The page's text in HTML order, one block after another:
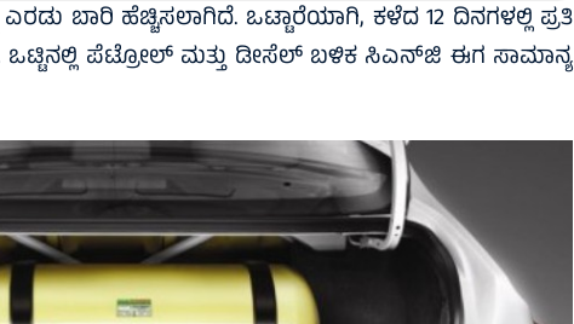
ಬಾರಿ ಹೆಚ್ಚಿಸಲಾಗಿದೆ. ಒಟ್ಟಾರೆಯಾಗಿ, ಕಳೆದ 12 ದಿನಗಳಲ್ಲಿ ಪ್ರತಿ
ಒಟ್ಟಿನಲ್ಲಿ ಪೆಟ್ರೋಲ್ ಮತ್ತು ಡೀಸೆಲ್ ಬಳಿಕ ಸಿಎನ್‌ಜಿ ಈಗ ಸಾಮಾನ್ಯ